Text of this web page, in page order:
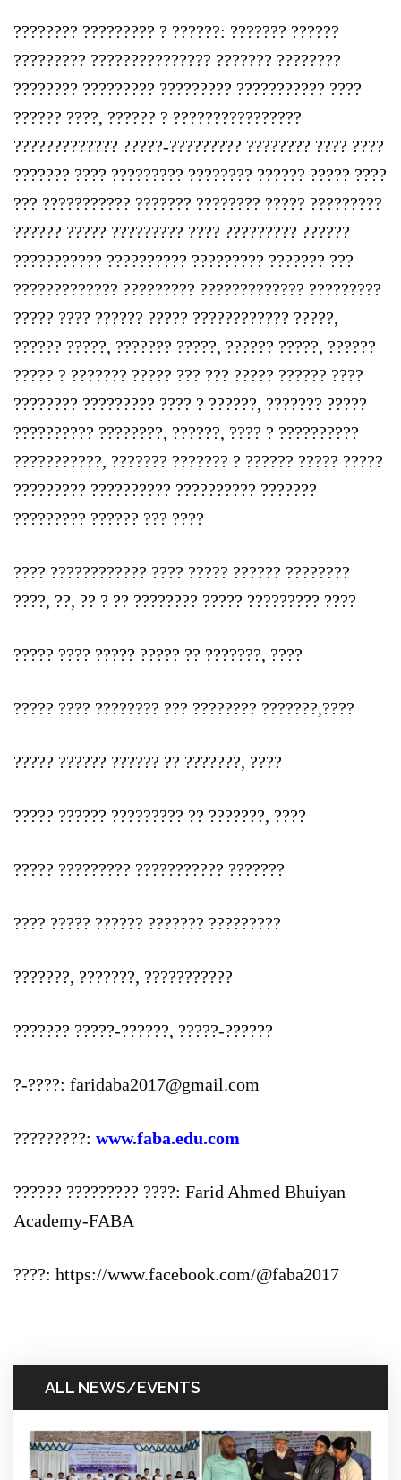
???????? ????????? ? ??????: ??????? ??????
????????? ??????????????? ??????? ????????
???????? ????????? ????????? ??????????? ????
?????? ????, ?????? ? ????????????????
????????????? ?????-????????? ???????? ???? ????
??????? ???? ????????? ???????? ?????? ????? ????
??? ??????????? ??????? ???????? ????? ?????????
?????? ????? ????????? ???? ????????? ??????
??????????? ?????????? ????????? ??????? ???
????????????? ????????? ????????????? ?????????
????? ???? ?????? ????? ???????????? ?????,
?????? ?????, ??????? ?????, ?????? ?????, ??????
????? ? ??????? ????? ??? ??? ????? ?????? ????
???????? ????????? ???? ? ??????, ??????? ?????
?????????? ????????, ??????, ???? ? ??????????
???????????, ??????? ??????? ? ?????? ????? ?????
????????? ?????????? ?????????? ???????
????????? ?????? ??? ????
???? ???????????? ???? ????? ?????? ????????
????, ??, ?? ? ?? ???????? ????? ????????? ????
????? ???? ????? ????? ?? ???????, ????
????? ???? ???????? ??? ???????? ???????,????
????? ?????? ?????? ?? ???????, ????
????? ?????? ????????? ?? ???????, ????
????? ????????? ??????????? ???????
???? ????? ?????? ??????? ?????????
???????, ???????, ???????????
??????? ?????-??????, ?????-??????
?-????: faridaba2017@gmail.com
?????????: www.faba.edu.com
?????? ????????? ????: Farid Ahmed Bhuiyan
Academy-FABA
????: https://www.facebook.com/@faba2017
ALL NEWS/EVENTS